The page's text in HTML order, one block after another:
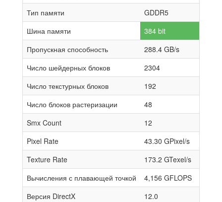
Тип памяти
GDDR5
Шина памяти
384 bit
Пропускная способность
288.4 GB/s
Число шейдерных блоков
2304
Число текстурных блоков
192
Число блоков растеризации
48
Smx Count
12
Pixel Rate
43.30 GPixel/s
Texture Rate
173.2 GTexel/s
Вычисления с плавающей точкой
4,156 GFLOPS
Версия DirectX
12.0